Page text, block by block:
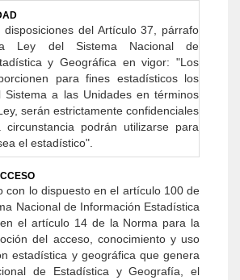
del Artículo 37, párrafo
Ley del Sistema Nacional de
y Geográ­fica en vigor: "Los
para fines estadísticos los
Sistema a las Unidades en términos
serán estrictamente confidenciales
podrán utilizarse para
el estadístico".
con lo dispuesto en el artículo 100 de
Nacional de Información Estadística
el artículo 14 de la Norma para la
del acceso, conocimiento y uso
estadística y geográfica que genera
de Estadística y Geografía, el